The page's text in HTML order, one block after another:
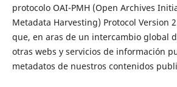
protocolo OAI-PMH (Open Archives
Metadata Harvesting) Protocol Version
que, en aras de un intercambio global
otras webs y servicios de información
metadatos de nuestros contenidos